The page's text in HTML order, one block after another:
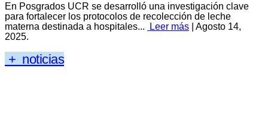
En Posgrados UCR se desarrolló una investigación clave
para fortalecer los protocolos de recolección de leche
materna destinada a hospitales...
Leer más | Agosto 14,
2025.
+ noticias